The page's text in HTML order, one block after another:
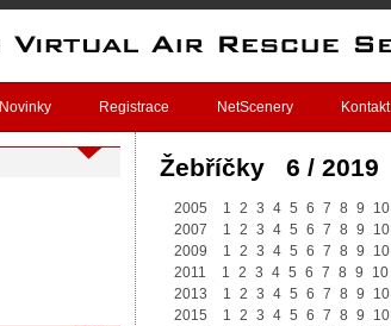
Novinky Registrace NetScenery Kontakt
Žebříčky 6 / 2019
2005 1 2 3 4 5 6 7 8 9 10
2007
1 2 3 4 5 6 7 8 9 10
2009
1 2 3 4 5 6 7 8 9 10
2011
1 2 3 4 5 6 7 8 9 10
2013
1 2 3 4 5 6 7 8 9 10
2015
1 2 3 4 5 6 7 8 9 10